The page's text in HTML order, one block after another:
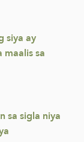
siya ay
sa
sa sigla niya